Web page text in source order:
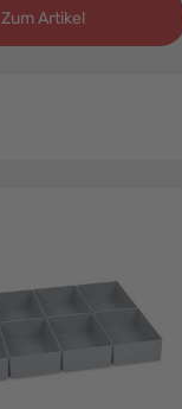
Zum Artikel